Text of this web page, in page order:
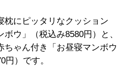
にピッタリなクッション
ボウ」（税込み8580円）と、
ちゃん付き「お昼寝マンボウ
円）です。